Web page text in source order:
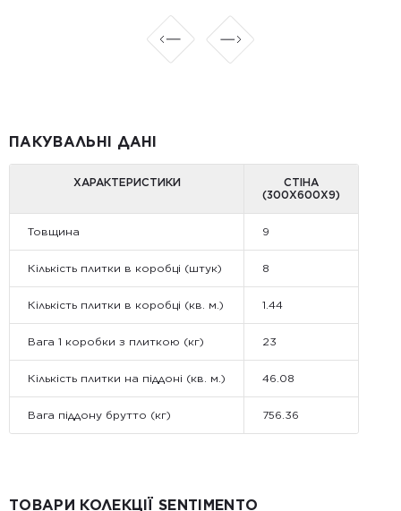
ПАКУВАЛЬНІ ДАНІ
ХАРАКТЕРИСТИКИ
СТІНА
(300Х600Х9)
Товщина 9
Кількість плитки в коробці (штук) 8
Кількість плитки в коробці (кв. м.) 1.44
Вага 1 коробки з плиткою (кг) 23
Кількість плитки на піддоні (кв. м.) 46.08
Вага піддону брутто (кг) 756.36
ТОВАРИ КОЛЕКЦІЇ SENTIMENTO